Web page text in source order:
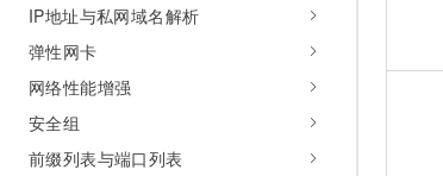
IP地址与私网域名解析
弹性网卡
网络性能增强
安全组
前缀列表与端口列表